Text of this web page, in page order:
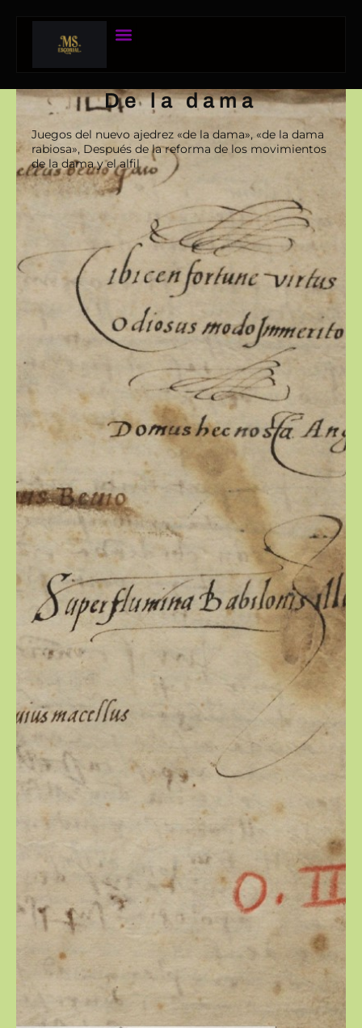
De la dama
Juegos del nuevo ajedrez «de la dama», «de la dama
rabiosa», Después de la reforma de los movimientos
de la dama y el alfil